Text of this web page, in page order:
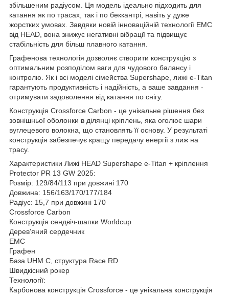
збільшеним радіусом. Ця модель ідеально підходить для
катання як по трасах, так і по беккантрі, навіть у дуже
жорстких умовах. Завдяки новій інноваційній технології EMC
від HEAD, вона знижує негативні вібрації та підвищує
стабільність для більш плавного катання.
Графенова технологія дозволяє створити конструкцію з
оптимальним розподілом ваги для чудового балансу і
контролю. Як і всі моделі сімейства Supershape, лижі e-Titan
гарантують продуктивність і надійність, а ваше завдання -
отримувати задоволення від катання по снігу.
Конструкція Crossforce Carbon - це унікальне рішення без
зовнішньої оболонки в ділянці кріплень, яка оголює шари
вуглецевого волокна, що становлять її основу. У результаті
конструкція забезпечує кращу передачу енергії з лиж на
трасу.
Характеристики Лижі HEAD Supershape e-Titan + кріплення
Protector PR 13 GW 2025:
Розмір: 129/84/113 при довжині 170
Довжина: 156/163/170/177/184
Радіус: 15,7 при довжині 170
Crossforce Carbon
Конструкція сендвіч-шапки Worldcup
Дерев'яний сердечник
EMC
Графен
База UHM C, структура Race RD
Швидкісний рокер
Технології:
Карбонова конструкція Crossforce - це унікальна конструкція